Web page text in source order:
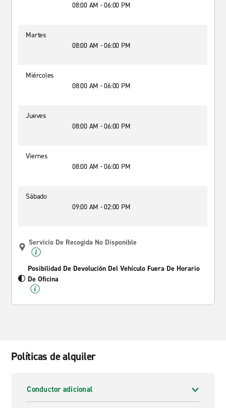
08:00 AM - 06:00 PM
Martes
08:00 AM - 06:00 PM
Miércoles
08:00 AM - 06:00 PM
Jueves
08:00 AM - 06:00 PM
Viernes
08:00 AM - 06:00 PM
Sábado
09:00 AM - 02:00 PM
Servicio De Recogida No Disponible
Posibilidad De Devolución Del Vehículo Fuera De Horario
De Oficina
Políticas de alquiler
Conductor adicional